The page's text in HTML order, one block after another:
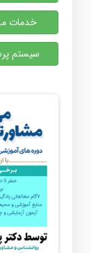
خدمات
سیستم